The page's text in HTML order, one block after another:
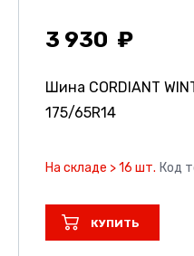
3 930
Шина CORDIANT
175/65R14
На складе > 16 шт. Код
КУПИТЬ